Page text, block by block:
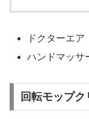
ドクターエア
ハンドマッサ
回転モップク